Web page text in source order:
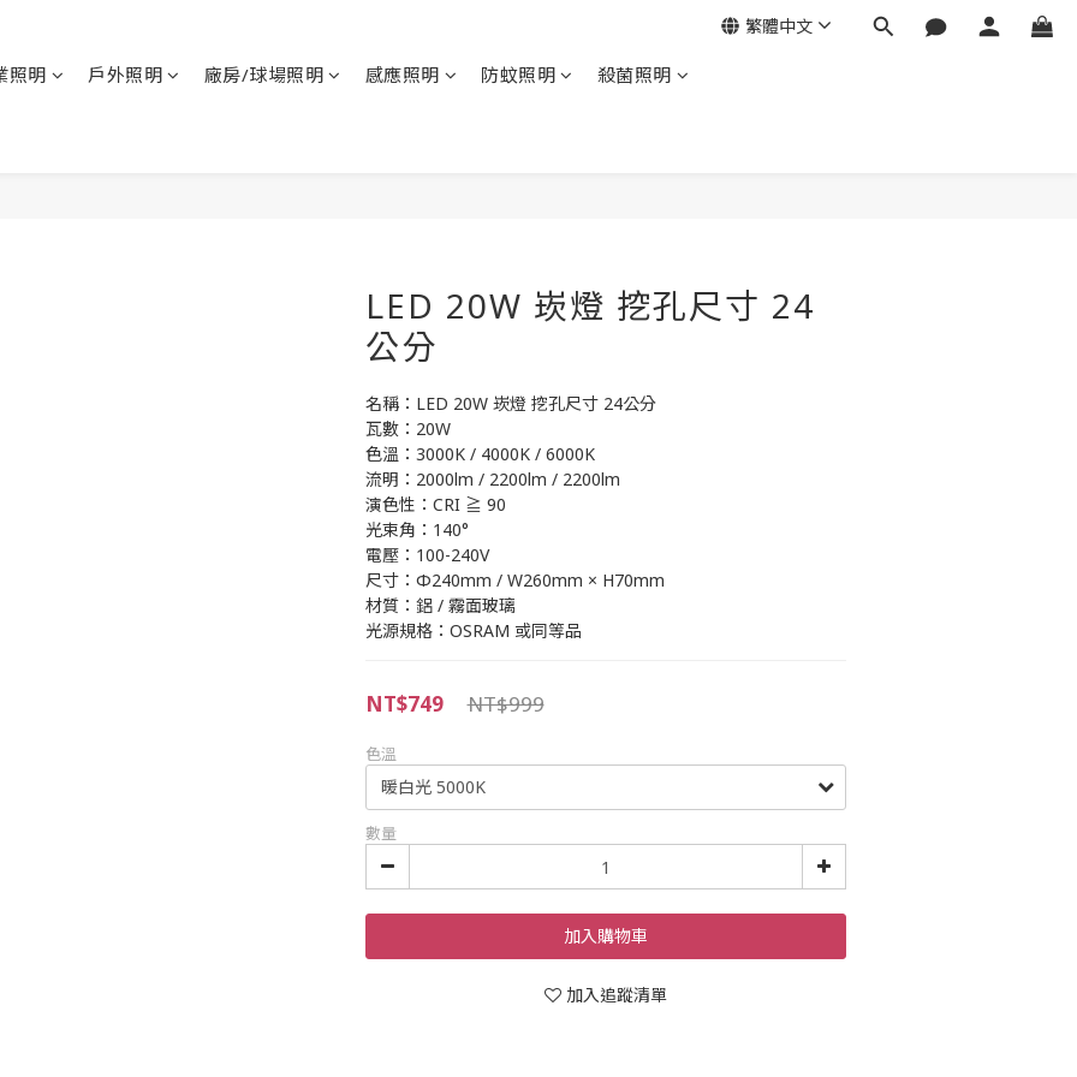
照明 戶外照明 廠房/球場照明 感應照明 防蚊照明 殺菌照明
繁體中文
LED 20W 崁燈 挖孔尺寸 24
公分
名稱：LED 20W 崁燈 挖孔尺寸 24公分
瓦數：20W
色溫：3000K / 4000K / 6000K
流明：2000lm / 2200lm / 2200lm
演色性：CRI ≧ 90
光束角：140°
電壓：100-240V
尺寸：Φ240mm / W260mm × H70mm
材質：鋁 / 霧面玻璃
光源規格：OSRAM 或同等品
NT$999
NT$749
色溫
數量
加入購物車
加入追蹤清單